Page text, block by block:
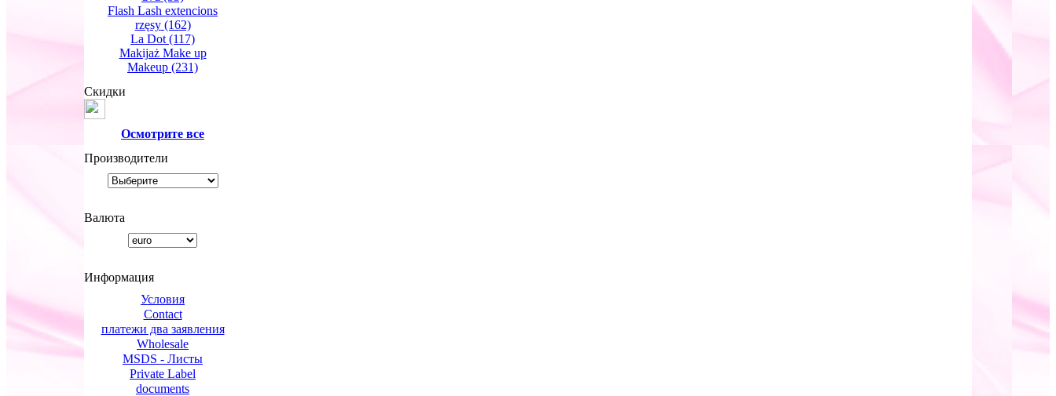
Flash Lash extencions
rzęsy(162)
La Dot (117)
Makijaż Make up
Makeup (231)
Скидки
Oсмотрите все
Производители
Валюта
Информация
Условия
Contact
платежи два заявления
Wholesale
MSDS - Листы
Private Label
documents